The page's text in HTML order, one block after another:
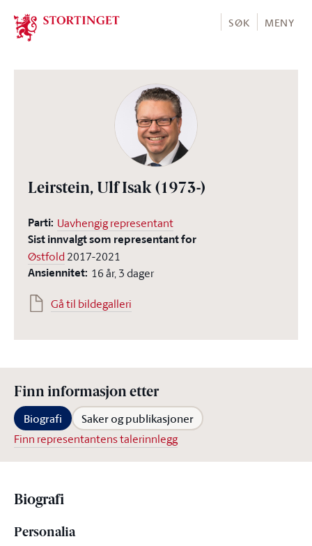
Stortinget.no
SØK MENY
Leirstein, Ulf Isak (1973-)
Parti: Uavhengig representant
Sist innvalgt som representant for
Østfold 2017-2021
Ansiennitet: 16 år, 3 dager
Gå til bildegalleri
Finn informasjon etter
Biografi Saker og publikasjoner
Finn representantens talerinnlegg
Biografi
Personalia